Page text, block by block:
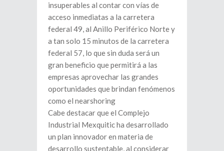
insuperables al contar con vías de
acceso inmediatas a la carretera
federal 49, al Anillo Periférico Norte y
a tan solo 15 minutos de la carretera
federal 57, lo que sin duda será un
gran beneficio que permitirá a las
empresas aprovechar las grandes
oportunidades que brindan fenómenos
como el nearshoring
Cabe destacar que el Complejo
Industrial Mexquitic ha desarrollado
un plan innovador en materia de
desarrollo sustentable, al considerar